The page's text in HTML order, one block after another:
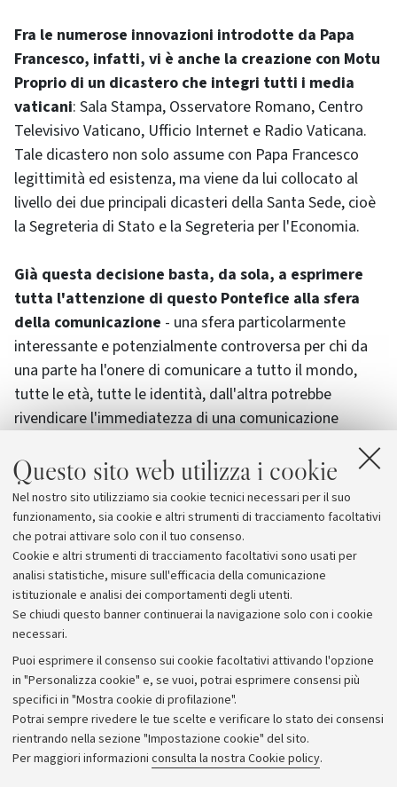
Questo sito web utilizza i cookie
Nel nostro sito utilizziamo sia cookie tecnici necessari per il suo
funzionamento, sia cookie e altri strumenti di tracciamento facoltativi
che potrai attivare solo con il tuo consenso.
Cookie e altri strumenti di tracciamento facoltativi sono usati per
analisi statistiche, misure sull'efficacia della comunicazione
istituzionale e analisi dei comportamenti degli utenti.
Se chiudi questo banner continuerai la navigazione solo con i cookie
necessari.
Puoi esprimere il consenso sui cookie facoltativi attivando l'opzione
in "Personalizza cookie" e, se vuoi, potrai esprimere consensi più
specifici in "Mostra cookie di profilazione".
Potrai sempre rivedere le tue scelte e verificare lo stato dei consensi
rientrando nella sezione "Impostazione cookie" del sito.
Per maggiori informazioni consulta la nostra Cookie policy.
Fra le numerose innovazioni introdotte da Papa
Francesco, infatti, vi è anche la creazione con Motu
Proprio di un dicastero che integri tutti i media
vaticani: Sala Stampa, Osservatore Romano, Centro
Televisivo Vaticano, Ufficio Internet e Radio Vaticana.
Tale dicastero non solo assume con Papa Francesco
legittimità ed esistenza, ma viene da lui collocato al
livello dei due principali dicasteri della Santa Sede, cioè
la Segreteria di Stato e la Segreteria per l'Economia.
Già questa decisione basta, da sola, a esprimere
tutta l'attenzione di questo Pontefice alla sfera
della comunicazione - una sfera particolarmente
interessante e potenzialmente controversa per chi da
una parte ha l'onere di comunicare a tutto il mondo,
tutte le età, tutte le identità, dall'altra potrebbe
rivendicare l'immediatezza di una comunicazione
dell'umano ma la potenza del divino.
Foto diJeffyBruno.
Archivio
Comunicati stampa
Redazione
Rassegna stampa